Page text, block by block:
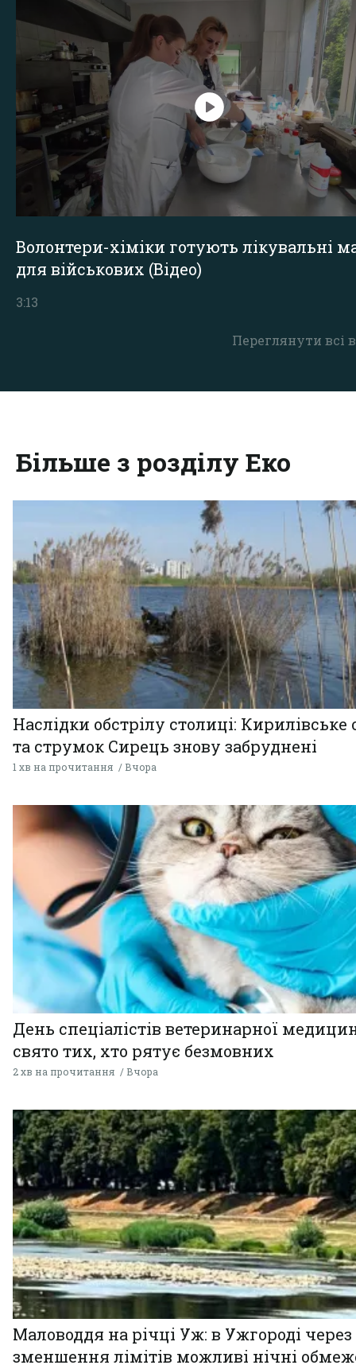
Переглянути всі
Волонтери-хіміки готують лікувальні
для військових (Відео)
3:13
Більше з розділу Еко
Наслідки обстрілу столиці: Кирилівське
та струмок Сирець знову забруднені
1 хв на прочитання Вчора
День спеціалістів ветеринарної
свято тих, хто рятує безмовних
2 хв на прочитання Вчора
Маловоддя на річці Уж: в Ужгороді через
зменшення лімітів можливі нічні